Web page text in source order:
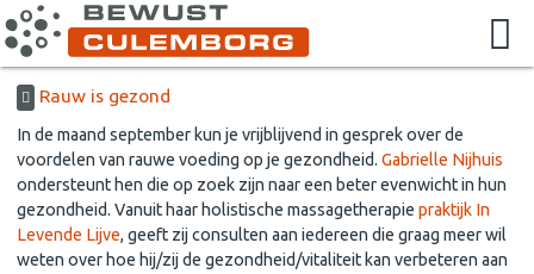
Rauw is gezond
In de maand september kun je vrijblijvend in gesprek overde
voordelen van rauwe voeding op je gezondheid. Gabrielle Nijhuis
ondersteunt hen die op zoek zijn naar een beter evenwicht in hun
gezondheid. Vanuit haar holistische massagetherapie praktijk In
Levende Lijve, geeft zij consulten aan iedereen die graag meer wil
weten over hoe hij/zij de gezondheid/vitaliteit kan verbeteren aan